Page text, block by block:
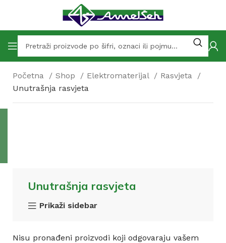
Početna Shop Elektromaterijal
Rasvjeta
Unutrašnja rasvjeta
Unutrašnja rasvjeta
Prikaži sidebar
Nisu pronađeni proizvodi koji odgovaraju vašem